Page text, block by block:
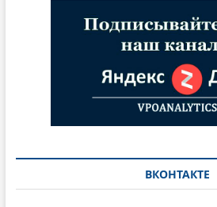
ВКОНТАКТЕ